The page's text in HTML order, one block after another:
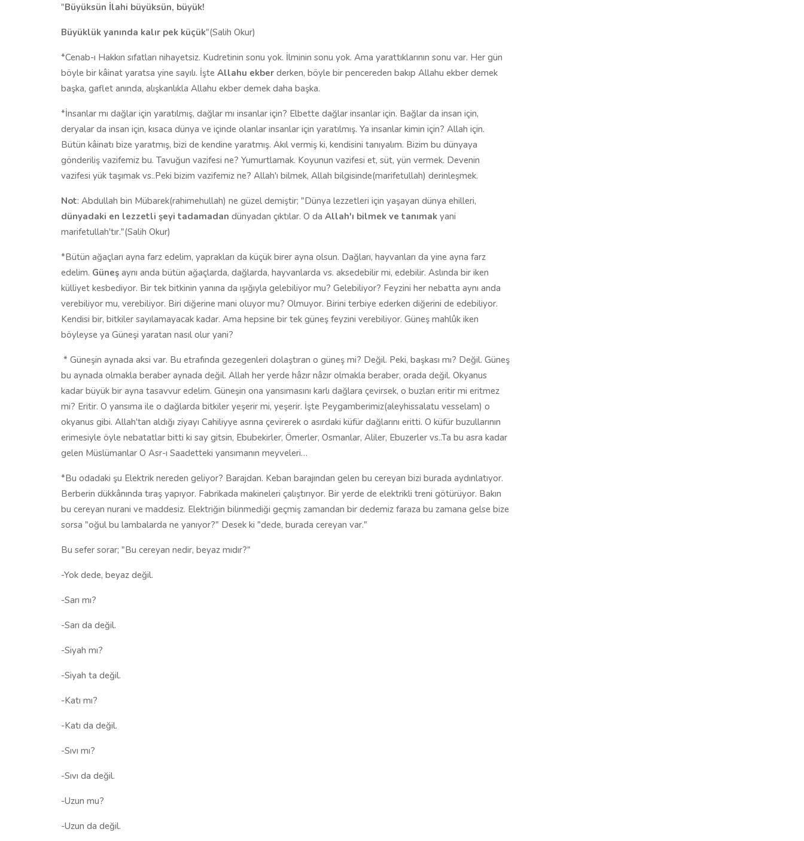
"Büyüksün İlahi büyüksün, büyük!
Büyüklük yanında kalır pek küçük"(Salih Okur)
*Cenab-ı Hakkın sıfatları nihayetsiz. Kudretinin sonu yok. İlminin sonu yok. Ama yarattıklarının sonu var. Her gün
böyle bir kâinat yaratsa yine sayılı. İşte Allahu ekber derken, böyle bir pencereden bakıp Allahu ekber demek
başka, gaflet anında, alışkanlıkla Allahu ekber demek daha başka.
*İnsanlar mı dağlar için yaratılmış, dağlar mı insanlar için? Elbette dağlar insanlar için. Bağlar da insan için,
deryalar da insan için, kısaca dünya ve içinde olanlar insanlar için yaratılmış. Ya insanlar kimin için? Allah için.
Bütün kâinatı bize yaratmış, bizi de kendine yaratmış. Akıl vermiş ki, kendisini tanıyalım. Bizim bu dünyaya
gönderiliş vazifemiz bu. Tavuğun vazifesi ne? Yumurtlamak. Koyunun vazifesi et, süt, yün vermek. Devenin
vazifesi yük taşımak vs..Peki bizim vazifemiz ne? Allah'ı bilmek, Allah bilgisinde(marifetullah) derinleşmek.
Not: Abdullah bin Mübarek(rahimehullah) ne güzel demiştir; "Dünya lezzetleri için yaşayan dünya ehilleri,
dünyadaki en lezzetli şeyi tadamadan dünyadan çıktılar. O da Allah'ı bilmek ve tanımak yani
marifetullah'tır."(Salih Okur)
*Bütün ağaçları ayna farz edelim, yaprakları da küçük birer ayna olsun. Dağları, hayvanları da yine ayna farz
edelim. Güneş aynı anda bütün ağaçlarda, dağlarda, hayvanlarda vs. aksedebilir mi, edebilir. Aslında bir iken
külliyet kesbediyor. Bir tek bitkinin yanına da ışığıyla gelebiliyor mu? Gelebiliyor? Feyzini her nebatta aynı anda
verebiliyor mu, verebiliyor. Biri diğerine mani oluyor mu? Olmuyor. Birini terbiye ederken diğerini de edebiliyor.
Kendisi bir, bitkiler sayılamayacak kadar. Ama hepsine bir tek güneş feyzini verebiliyor. Güneş mahlûk iken
böyleyse ya Güneşi yaratan nasıl olur yani?
* Güneşin aynada aksi var. Bu etrafında gezegenleri dolaştıran o güneş mi? Değil. Peki, başkası mı? Değil. Güneş
bu aynada olmakla beraber aynada değil. Allah her yerde hâzır nâzır olmakla beraber, orada değil. Okyanus
kadar büyük bir ayna tasavvur edelim. Güneşin ona yansımasını karlı dağlara çevirsek, o buzları eritir mi eritmez
mi? Eritir. O yansıma ile o dağlarda bitkiler yeşerir mi, yeşerir. İşte Peygamberimiz(aleyhissalatu vesselam) o
okyanus gibi. Allah'tan aldığı ziyayı Cahiliyye asrına çevirerek o asırdaki küfür dağlarını eritti. O küfür buzullarının
erimesiyle öyle nebatatlar bitti ki say gitsin, Ebubekirler, Ömerler, Osmanlar, Aliler, Ebuzerler vs..Ta bu asra kadar
gelen Müslümanlar O Asr-ı Saadetteki yansımanın meyveleri…
*Bu odadaki şu Elektrik nereden geliyor? Barajdan. Keban barajından gelen bu cereyan bizi burada aydınlatıyor.
Berberin dükkânında tıraş yapıyor. Fabrikada makineleri çalıştırıyor. Bir yerde de elektrikli treni götürüyor. Bakın
bu cereyan nurani ve maddesiz. Elektriğin bilinmediği geçmiş zamandan bir dedemiz faraza bu zamana gelse bize
sorsa "oğul bu lambalarda ne yanıyor?" Desek ki "dede, burada cereyan var."
Bu sefer sorar; "Bu cereyan nedir, beyaz mıdır?"
-Yok dede, beyaz değil.
-Sarı mı?
-Sarı da değil.
-Siyah mı?
-Siyah ta değil.
-Katı mı?
-Katı da değil.
-Sıvı mı?
-Sıvı da değil.
-Uzun mu?
-Uzun da değil.